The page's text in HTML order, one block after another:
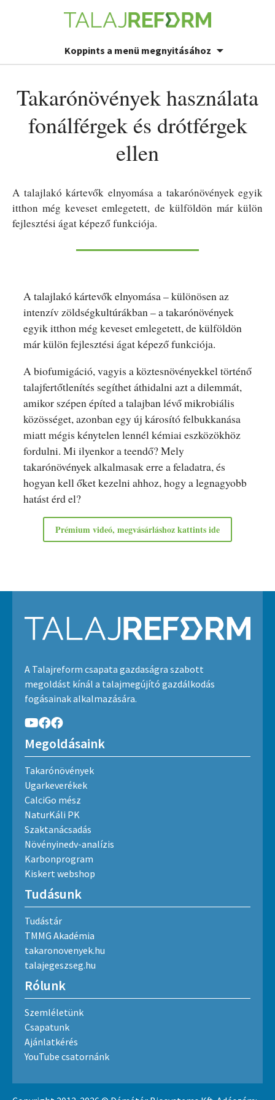
Koppints a menü megnyitásához
Takarónövények használata
fonálférgek és drótférgek
ellen
A talajlakó kártevők elnyomása a takarónövények egyik
itthon még keveset emlegetett, de külföldön már külön
fejlesztési ágat képező funkciója.
A talajlakó kártevők elnyomása – különösen az
intenzív zöldségkultúrákban – a takarónövények
egyik itthon még keveset emlegetett, de külföldön
már külön fejlesztési ágat képező funkciója.
A biofumigáció, vagyis a köztesnövényekkel történő
talajfertőtlenítés segíthet áthidalni azt a dilemmát,
amikor szépen építed a talajban lévő mikrobiális
közösséget, azonban egy új károsító felbukkanása
miatt mégis kénytelen lennél kémiai eszközökhöz
fordulni. Mi ilyenkor a teendő? Mely
takarónövények alkalmasak erre a feladatra, és
hogyan kell őket kezelni ahhoz, hogy a legnagyobb
hatást érd el?
Prémium videó, megvásárláshoz kattints ide
A Talajreform csapata gazdaságra szabott
megoldást kínál a talajmegújító gazdálkodás
fogásainak alkalmazására.
Megoldásaink
Takarónövények
Ugarkeverékek
CalciGo mész
NaturKáli PK
Szaktanácsadás
Növényinedv-analízis
Karbonprogram
Kiskert webshop
Tudásunk
Tudástár
TMMG Akadémia
takaronovenyek.hu
talajegeszseg.hu
Rólunk
Szemléletünk
Csapatunk
Ajánlatkérés
YouTube csatornánk